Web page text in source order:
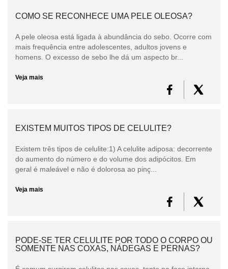
COMO SE RECONHECE UMA PELE OLEOSA?
A pele oleosa está ligada à abundância do sebo. Ocorre com
mais frequência entre adolescentes, adultos jovens e
homens. O excesso de sebo lhe dá um aspecto br...
Veja mais
EXISTEM MUITOS TIPOS DE CELULITE?
Existem três tipos de celulite:1) A celulite adiposa: decorrente
do aumento do número e do volume dos adipócitos. Em
geral é maleável e não é dolorosa ao pinç...
Veja mais
PODE-SE TER CELULITE POR TODO O CORPO OU
SOMENTE NAS COXAS, NÁDEGAS E PERNAS?